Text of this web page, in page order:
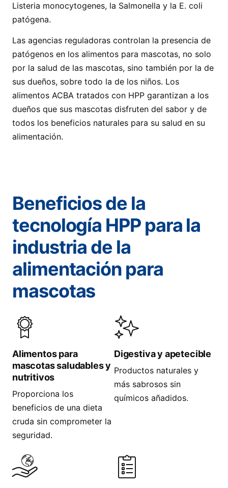
Listeria monocytogenes, la Salmonella y la E. coli
patógena.
Las agencias reguladoras controlan la presencia de
patógenos en los alimentos para mascotas, no solo
por la salud de las mascotas, sino también por la de
sus dueños, sobre todo la de los niños. Los
alimentos ACBA tratados con HPP garantizan a los
dueños que sus mascotas disfruten del sabor y de
todos los beneficios naturales para su salud en su
alimentación.
Beneficios de la
tecnología HPP para la
industria de la
alimentación para
mascotas
Alimentos para
mascotas saludables y
nutritivos
Proporciona los
beneficios de una dieta
cruda sin comprometer la
seguridad.
Digestiva y apetecible
Productos naturales y
más sabrosos sin
químicos añadidos.